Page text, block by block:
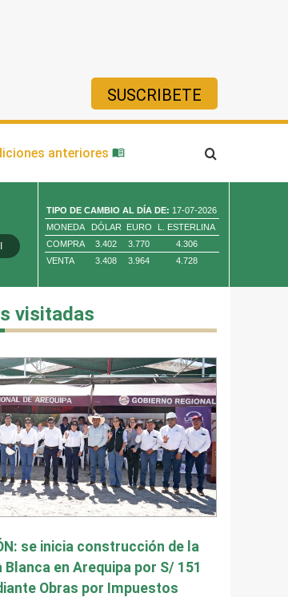
SUSCRIBETE
anteriores
Oro 4,010.80 US $/ Oz. Tr.
TIPO DE CAMBIO AL DÍA DE: 17-07-2026
MONEDA
DÓLAR EURO
L. ESTERLINA
COMPRA
3.402 3.770
4.306
VENTA
3.408 3.964 4.728
visitadas
se inicia construcción de la
Blanca en Arequipa por S/ 151
Obras por Impuestos